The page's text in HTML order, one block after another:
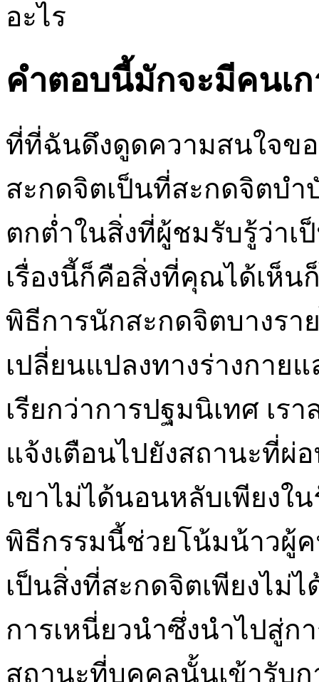
อะไร
คำตอบนี้มักจะมีคนเ
ที่ที่ฉันดึงดูดความสนใจข
สะกดจิตเป็นที่สะกดจิตบำ
ตกต่ำในสิ่งที่ผู้ชมรับรู้ว่าเ
เรื่องนี้ก็คือสิ่งที่คุณได้เห็น
พิธีการนักสะกดจิตบางร
เปลี่ยนแปลงทางร่างกาย
เรียกว่าการปฐมนิเทศ เร
แจ้งเตือนไปยังสถานะที่ผ่
เขาไม่ได้นอนหลับเพียงใ
พิธีกรรมนี้ช่วยโน้มน้าวผู้ค
เป็นสิ่งที่สะกดจิตเพียงไม่
การเหนี่ยวนำซึ่งนำไปสู่ก
สถานะที่บุคคลนั้นเข้ารับก